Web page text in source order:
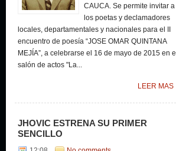
CAUCA. Se permite invitar a
los poetas y declamadores
locales, departamentales y nacionales para el II
encuentro de poesía “JOSE OMAR QUINTANA
MEJÍA”, a celebrarse el 16 de mayo de 2015 en el
salón de actos "La...
LEER MAS
JHOVIC ESTRENA SU PRIMER
SENCILLO